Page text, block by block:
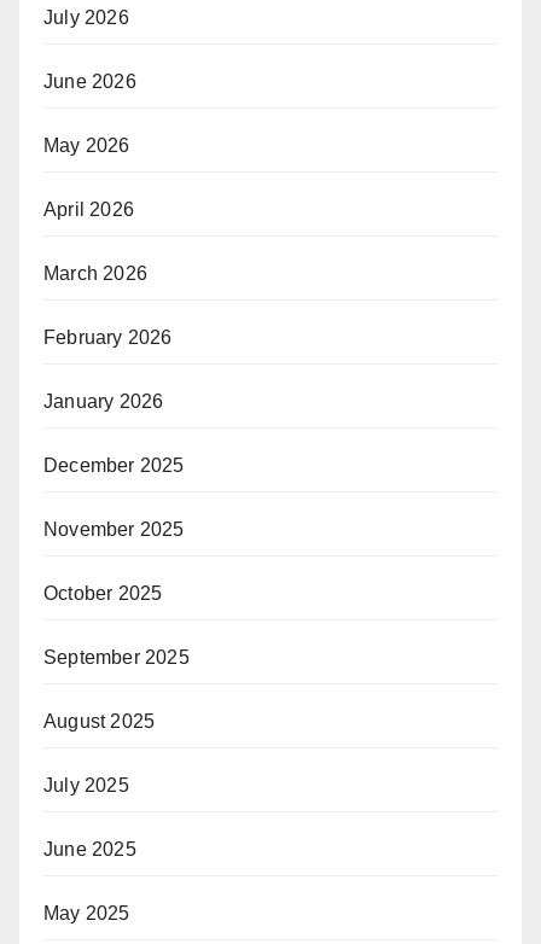
July 2026
June 2026
May 2026
April 2026
March 2026
February 2026
January 2026
December 2025
November 2025
October 2025
September 2025
August 2025
July 2025
June 2025
May 2025